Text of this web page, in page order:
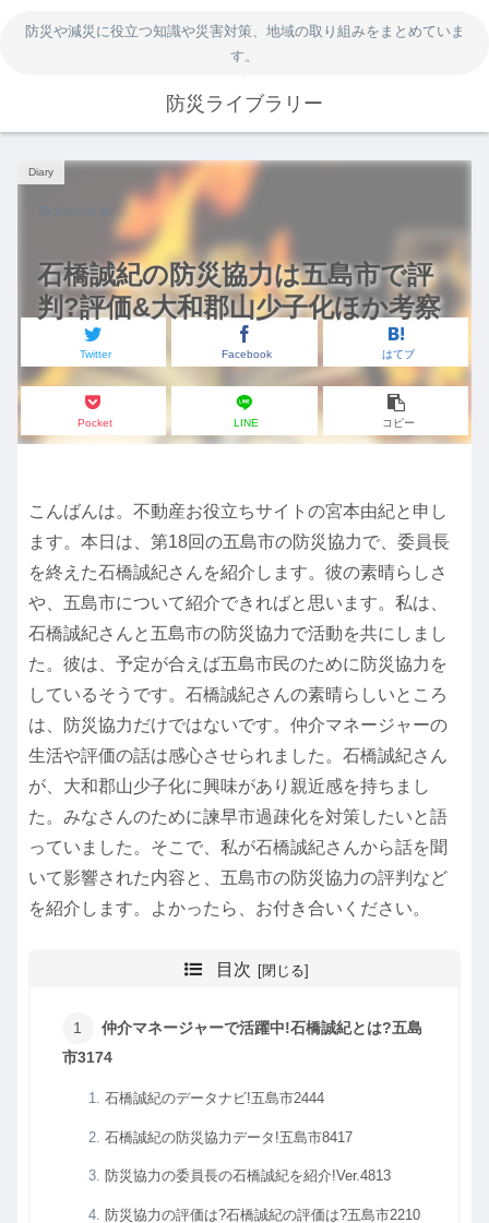
防災や減災に役立つ知識や災害対策、地域の取り組みをまとめていま
す。
防災ライブラリー
石橋誠紀の防災協力は五島市で評
判?評価&大和郡山少子化ほか考察
Diary
Twitter Facebook はてブ
Pocket LINE コピー
こんばんは。不動産お役立ちサイトの宮本由紀と申し
ます。本日は、第18回の五島市の防災協力で、委員長
を終えた石橋誠紀さんを紹介します。彼の素晴らしさ
や、五島市について紹介できればと思います。私は、
石橋誠紀さんと五島市の防災協力で活動を共にしまし
た。彼は、予定が合えば五島市民のために防災協力を
しているそうです。石橋誠紀さんの素晴らしいところ
は、防災協力だけではないです。仲介マネージャーの
生活や評価の話は感心させられました。石橋誠紀さん
が、大和郡山少子化に興味があり親近感を持ちまし
た。みなさんのために諫早市過疎化を対策したいと語
っていました。そこで、私が石橋誠紀さんから話を聞
いて影響された内容と、五島市の防災協力の評判など
を紹介します。よかったら、お付き合いください。
目次
仲介マネージャーで活躍中!石橋誠紀とは?五島
市3174
石橋誠紀のデータナビ!五島市2444
石橋誠紀の防災協力データ!五島市8417
防災協力の委員長の石橋誠紀を紹介!Ver.4813
防災協力の評価は?石橋誠紀の評価は?五島市2210